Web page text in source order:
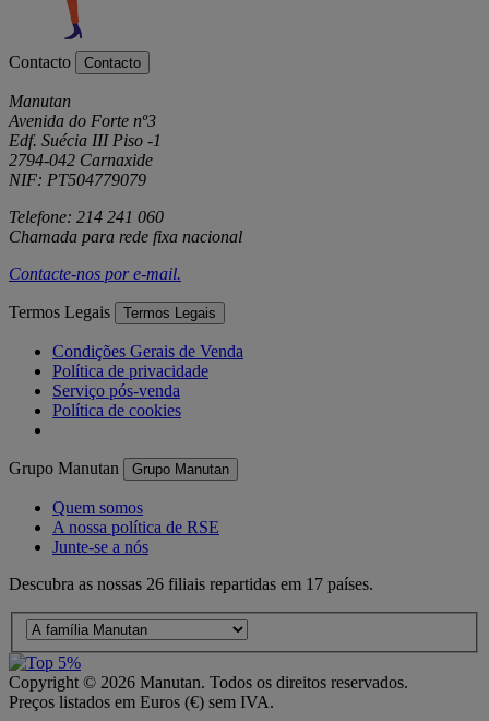
Contacto Contacto
Manutan
Avenida do Forte nº3
Edf. Suécia III Piso -1
2794-042 Carnaxide
NIF: PT504779079
Telefone: 214 241 060
Chamada para rede fixa nacional
Contacte-nos pore-mail.
Termos Legais Termos Legais
Condições Gerais de Venda
Política de privacidade
Serviço pós-venda
Política de cookies
Grupo Manutan Grupo Manutan
Quem somos
A nossa política de RSE
Junte-se a nós
Descubra as nossas 26 filiais repartidas em 17 países.
Copyright © 2026 Manutan. Todos os direitos reservados.
Preços listados em Euros (€) sem IVA.